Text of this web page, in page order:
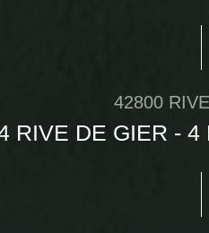
42800
RIVE DE GIER -